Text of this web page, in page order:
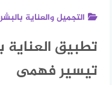
التجميل والعناية
تطبيق العناية
تيسير فهمى